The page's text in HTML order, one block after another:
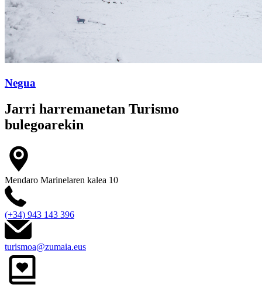
Negua
Jarri harremanetan Turismo
bulegoarekin
Mendaro Marinelaren kalea 10
(+34) 943 143 396
turismoa@zumaia.eus